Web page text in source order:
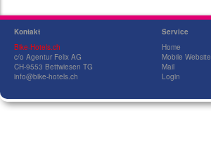
Kontakt
Bike-Hotels.ch
c/o Agentur Felix AG
CH-9553 Bettwiesen TG
info@bike-hotels.ch
Service
Home
Mobile Website
Mail
Login